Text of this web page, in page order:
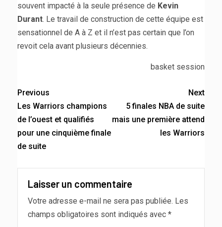
souvent impacté à la seule présence de Kevin
Durant. Le travail de construction de cette équipe est
sensationnel de A à Z et il n’est pas certain que l’on
revoit cela avant plusieurs décennies.
basket session
Previous
Les Warriors champions
de l’ouest et qualifiés
pour une cinquième finale
de suite
Next
5 finales NBA de suite
mais une première attend
les Warriors
Laisser un commentaire
Votre adresse e-mail ne sera pas publiée. Les
champs obligatoires sont indiqués avec *